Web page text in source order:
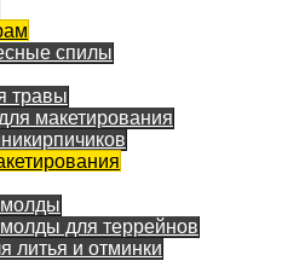
спилы
травы
макетирования
для террейнов
литья и отминки